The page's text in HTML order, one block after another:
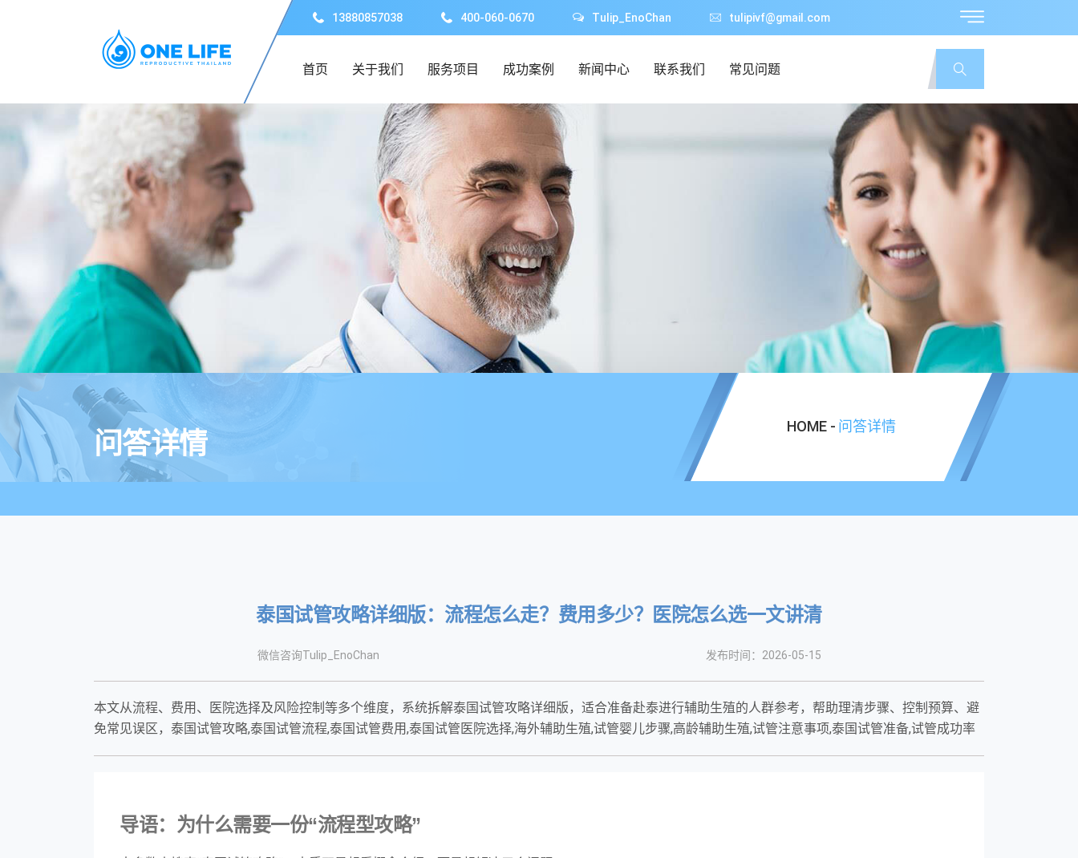
13880857038 400-060-0670 Tulip_EnoChan tulipivf@gmail.com
首页 关于我们 服务项目 成功案例 新闻中心 联系我们 常见问题
问答详情
HOME - 问答详情
泰国试管攻略详细版：流程怎么走？费用多少？医院怎么选一文讲清
微信咨询Tulip_EnoChan 发布时间：2026-05-15
本文从流程、费用、医院选择及风险控制等多个维度，系统拆解泰国试管攻略详细版，适合准备赴泰进行辅助生殖的人群参考，帮助理清步骤、控制预算、避
免常见误区，泰国试管攻略,泰国试管流程,泰国试管费用,泰国试管医院选择,海外辅助生殖,试管婴儿步骤,高龄辅助生殖,试管注意事项,泰国试管准备,试管成功率
导语：为什么需要一份“流程型攻略”